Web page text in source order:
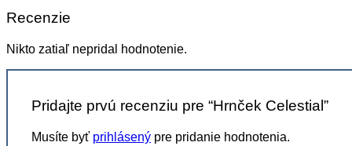
Recenzie
Nikto zatiaľ nepridal hodnotenie.
Pridajte prvú recenziu pre “Hrnček Celestial”
Musíte byť prihlásený pre pridanie hodnotenia.